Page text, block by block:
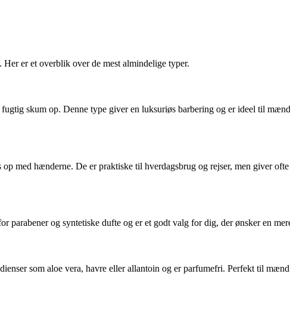
er et overblik over de mest almindelige typer.
skum op. Denne type giver en luksuriøs barbering og er ideel til
med hænderne. De er praktiske til hverdagsbrug og rejser, men giver
og syntetiske dufte og er et godt valg for dig, der ønsker en
som aloe vera, havre eller allantoin og er parfumefri. Perfekt til